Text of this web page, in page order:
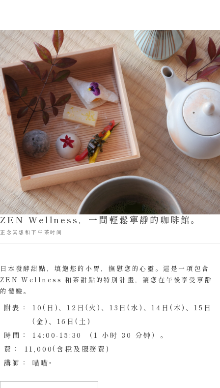
ZEN Wellness，一間輕鬆寧靜的咖啡館。
正念冥想和下午茶时间
日本發酵甜點，填飽您的小胃，撫慰您的心靈。這是一項包含
ZEN Wellness 和茶甜點的特別計畫，讓您在午後享受寧靜
的體驗。
附表：
10(日)、12日(火)、13日(水)、14日(木)、15日
(金)、16日(土)
時間：
14:00-15:30 （1 小时 30 分钟）。
費：
11,000(含稅及服務費)
講師：
喵喵